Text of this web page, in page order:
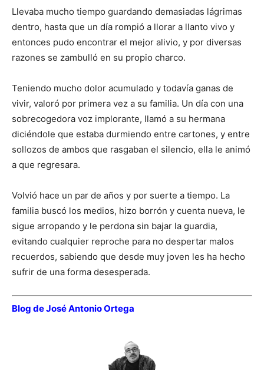
Llevaba mucho tiempo guardando demasiadas lágrimas
dentro, hasta que un día rompió a llorar a llanto vivo y
entonces pudo encontrar el mejor alivio, y por diversas
razones se zambulló en su propio charco.
Teniendo mucho dolor acumulado y todavía ganas de
vivir, valoró por primera vez a su familia. Un día con una
sobrecogedora voz implorante, llamó a su hermana
diciéndole que estaba durmiendo entre cartones, y entre
sollozos de ambos que rasgaban el silencio, ella le animó
a que regresara.
Volvió hace un par de años y por suerte a tiempo. La
familia buscó los medios, hizo borrón y cuenta nueva, le
sigue arropando y le perdona sin bajar la guardia,
evitando cualquier reproche para no despertar malos
recuerdos, sabiendo que desde muy joven les ha hecho
sufrir de una forma desesperada.
Blog de José Antonio Ortega